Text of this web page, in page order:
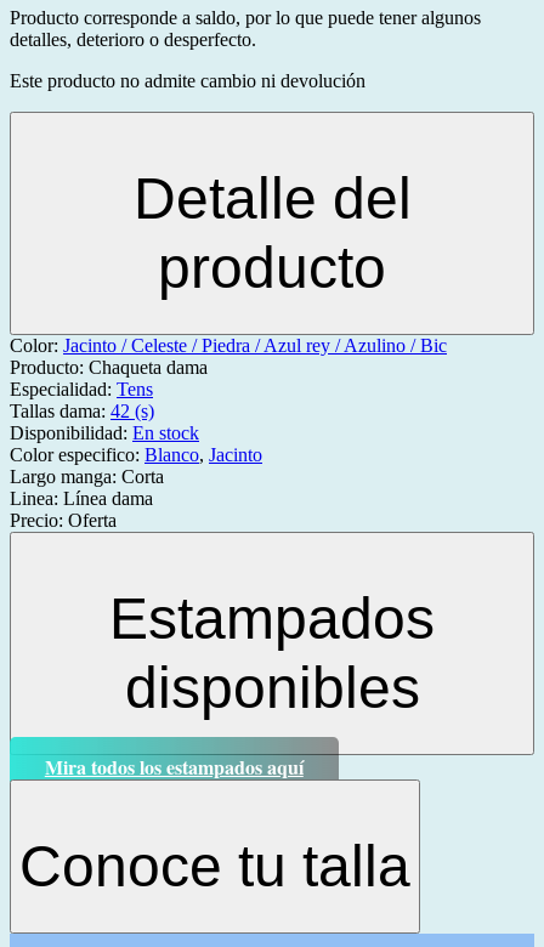
Producto corresponde a saldo, por lo que puede tener algunos
detalles, deterioro o desperfecto.
Este producto no admite cambio ni devolución
Detalle del
producto
Color: Jacinto / Celeste / Piedra / Azul rey / Azulino / Bic
Producto: Chaqueta dama
Especialidad: Tens
Tallas dama: 42 (s)
Disponibilidad: En stock
Color especifico: Blanco, Jacinto
Largo manga: Corta
Linea: Línea dama
Precio: Oferta
Estampados
disponibles
Mira todos los estampados aquí
Conoce tu talla